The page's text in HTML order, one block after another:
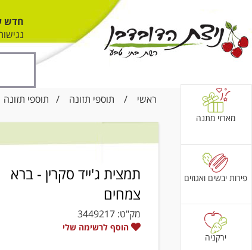
חדש
ראשי / תוספי תזונה / תוספי תזונה
מארזי מתנה
פירות יבשים ואגוזים
ירקניה
תמצית ג'ייד סקרין - ברא
צמחים
מק"ט: 3449217
הוסף לרשימה שלי